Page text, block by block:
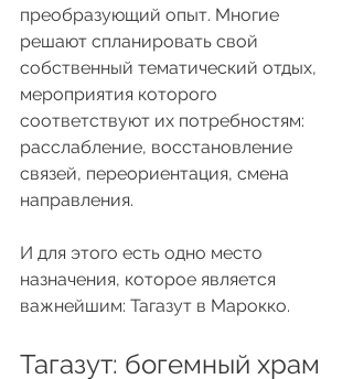
преобразующий опыт. Многие
решают спланировать свой
собственный тематический отдых,
мероприятия которого
соответствуют их потребностям:
расслабление, восстановление
связей, переориентация, смена
направления.
И для этого есть одно место
назначения, которое является
важнейшим: Тагазут в Марокко.
Тагазут: богемный храм